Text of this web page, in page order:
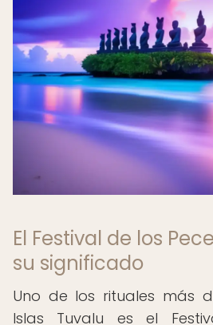
El Festival de los
su significado
Uno de los rituales más
Islas Tuvalu es el